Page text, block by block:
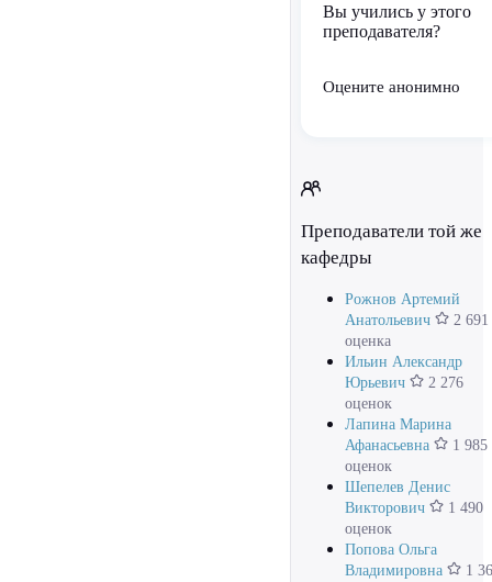
Вы учились у этого
преподавателя?
Оцените анонимно
Преподаватели той же
кафедры
Рожнов Артемий
Анатольевич
2 691
оценка
Ильин Александр
Юрьевич
2 276
оценок
Лапина Марина
Афанасьевна
1 985
оценок
Шепелев Денис
Викторович
1 490
оценок
Попова Ольга
Владимировна
1